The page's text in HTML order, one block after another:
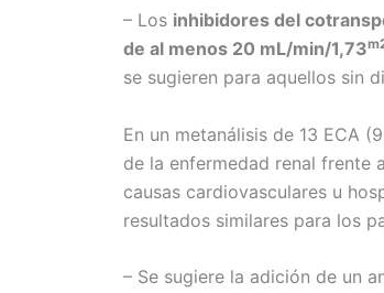
– Los inhibidores del
de al menos 20 mL/min/1,73
se sugieren para aquellos sin
En un metanálisis de 13 ECA
de la enfermedad renal frente
causas cardiovasculares u
resultados similares para los
– Se sugiere la adición de un